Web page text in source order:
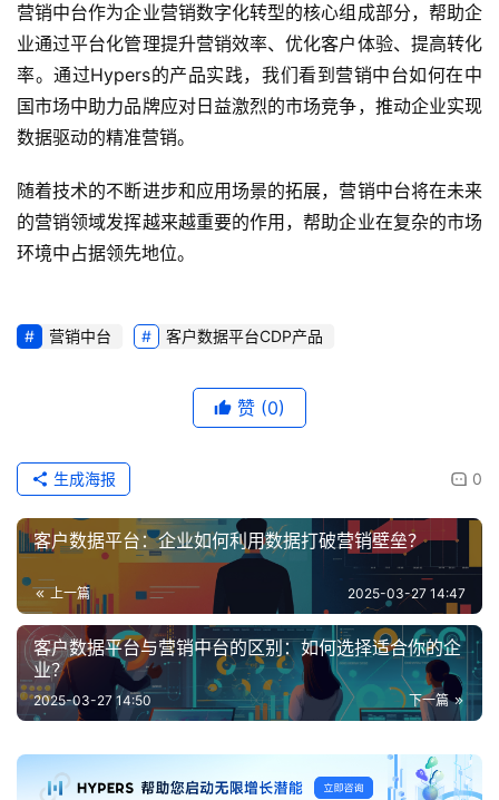
营销中台作为企业营销数字化转型的核心组成部分，帮助企
业通过平台化管理提升营销效率、优化客户体验、提高转化
率。通过Hypers的产品实践，我们看到营销中台如何在中
国市场中助力品牌应对日益激烈的市场竞争，推动企业实现
数据驱动的精准营销。
随着技术的不断进步和应用场景的拓展，营销中台将在未来
的营销领域发挥越来越重要的作用，帮助企业在复杂的市场
环境中占据领先地位。
营销中台 客户数据平台CDP产品
赞 (0)
0
生成海报
客户数据平台：企业如何利用数据打破营销壁垒？
上一篇 2025-03-27 14:47
客户数据平台与营销中台的区别：如何选择适合你的企
业？
下一篇
2025-03-27 14:50